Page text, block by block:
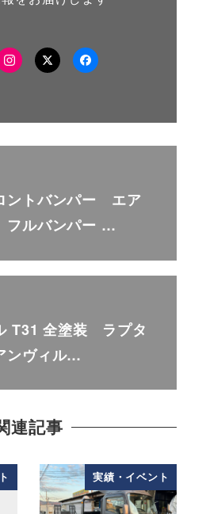
メ
メ
メ
ントバンパー エア
ルバンパー …
T31 全塗装 ラプタ
ンヴィル…
連記事
実績・イベント